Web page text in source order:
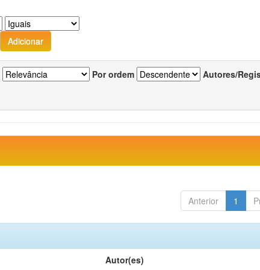
Por ordem Autores/
Anterior 1
Autor(es)